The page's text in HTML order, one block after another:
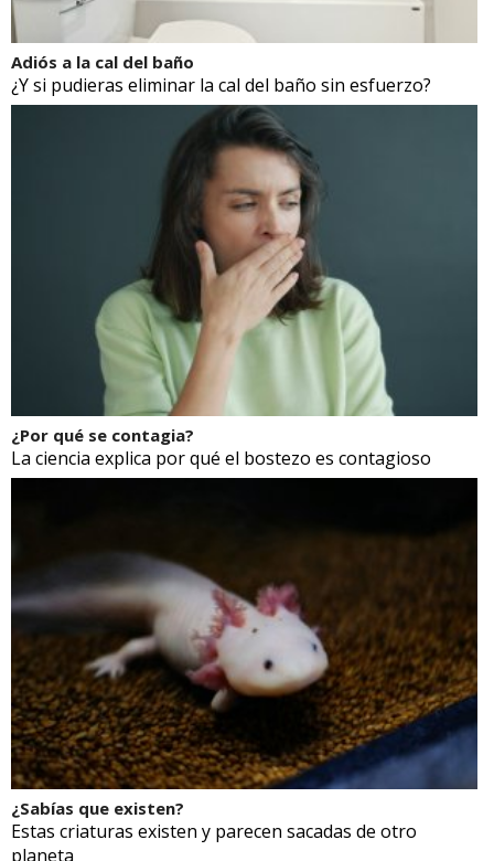
Adiós a la cal del baño
¿Y si pudieras eliminar la cal del baño sin esfuerzo?
¿Por qué se contagia?
La ciencia explica por qué el bostezo es contagioso
¿Sabías que existen?
Estas criaturas existen y parecen sacadas de otro
planeta